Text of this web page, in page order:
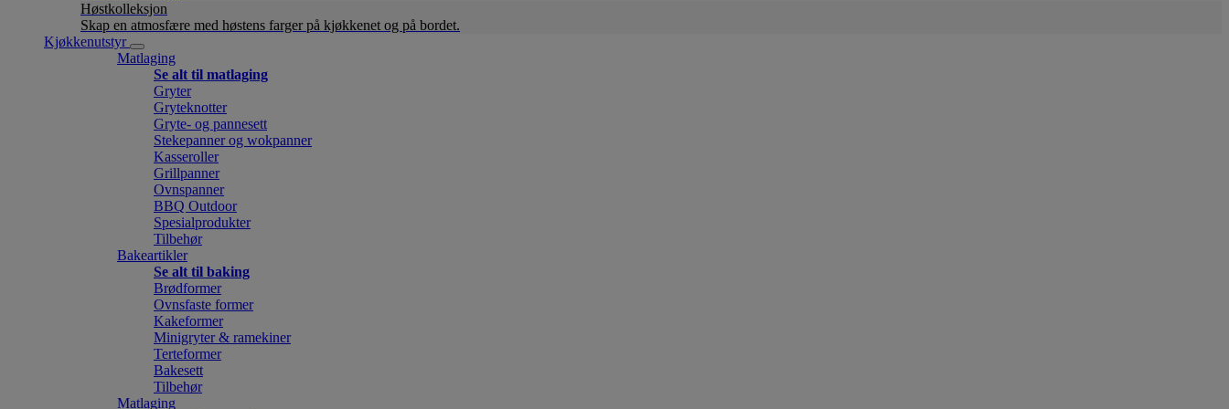
Høstkolleksjon
Skap en atmosfære med høstens farger på kjøkkenet og på bordet.
Kjøkkenutstyr
Matlaging
Se alt til matlaging
Gryter
Gryteknotter
Gryte- og pannesett
Stekepanner og wokpanner
Kasseroller
Grillpanner
Ovnspanner
BBQ Outdoor
Spesialprodukter
Tilbehør
Bakeartikler
Se alt til baking
Brødformer
Ovnsfaste former
Kakeformer
Minigryter & ramekiner
Terteformer
Bakesett
Tilbehør
Matlaging